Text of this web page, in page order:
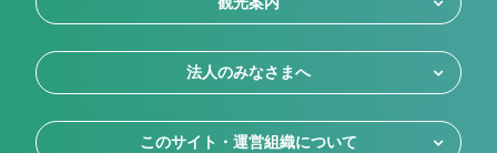
法人のみなさまへ
このサイト・運営組織について